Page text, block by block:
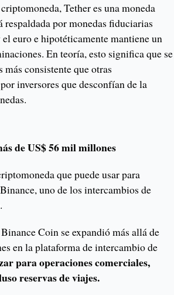
Tether es una moneda
respaldada por monedas fiduciarias
euro e hipotéticamente mantiene un
En teoría, esto significa que se
más consistente que otras
inversores que desconfían de la
de US$ 56 mil millones
que puede usar para
uno de los intercambios de
Coin se expandió más allá de
en la plataforma de intercambio de
para operaciones comerciales,
reservas de viajes.